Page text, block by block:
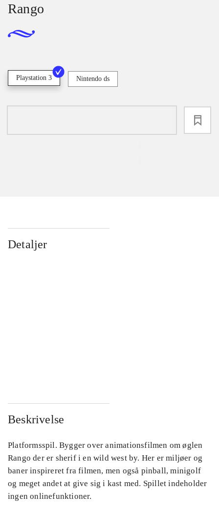
Rango
Playstation 3 Nintendo ds
Detaljer
Beskrivelse
Platformsspil. Bygger over animationsfilmen om øglen
Rango der er sherif i en wild west by. Her er miljøer og
baner inspireret fra filmen, men også pinball, minigolf
og meget andet at give sig i kast med. Spillet indeholder
ingen onlinefunktioner.